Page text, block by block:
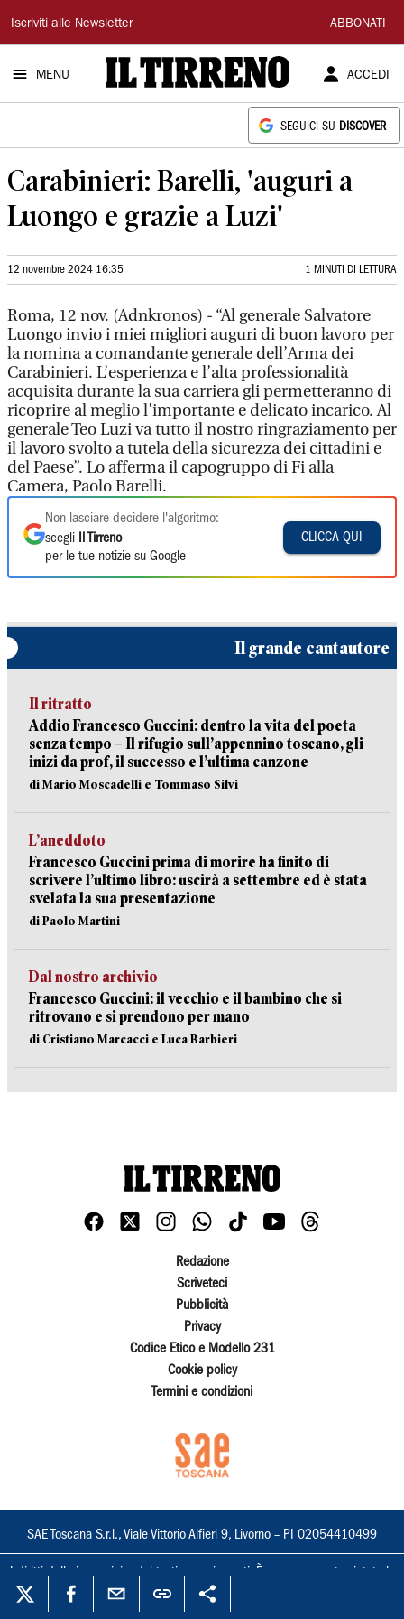
Il
Tirreno
Iscriviti alle Newsletter ABBONATI
MENU ACCEDI
SEGUICI SU DISCOVER
Carabinieri: Barelli, 'auguri a
Luongo e grazie a Luzi'
12 novembre 2024 16:35 1 MINUTI DI LETTURA
Roma, 12 nov. (Adnkronos) - “Al generale Salvatore
Luongo invio i miei migliori auguri di buon lavoro per
la nomina a comandante generale dell’Arma dei
Carabinieri. L’esperienza e l’alta professionalità
acquisita durante la sua carriera gli permetteranno di
ricoprire al meglio l’importante e delicato incarico. Al
generale Teo Luzi va tutto il nostro ringraziamento per
il lavoro svolto a tutela della sicurezza dei cittadini e
del Paese”. Lo afferma il capogruppo di Fi alla
Camera, Paolo Barelli.
Non lasciare decidere l'algoritmo:
scegli
Il Tirreno
per le tue notizie su Google
CLICCA QUI
Il grande cantautore
Il ritratto
Addio Francesco Guccini: dentro la vita del poeta
senza tempo – Il rifugio sull’appennino toscano, gli
inizi da prof, il successo e l’ultima canzone
di Mario Moscadelli e Tommaso Silvi
L’aneddoto
Francesco Guccini prima di morire ha finito di
scrivere l’ultimo libro: uscirà a settembre ed è stata
svelata la sua presentazione
di Paolo Martini
Dal nostro archivio
Francesco Guccini: il vecchio e il bambino che si
ritrovano e si prendono per mano
di Cristiano Marcacci e Luca Barbieri
Redazione
Scriveteci
Pubblicità
Privacy
Codice Etico e Modello 231
Cookie policy
Termini e condizioni
SAE Toscana S.r.l., Viale Vittorio Alfieri 9, Livorno – PI 02054410499
I diritti delle immagini e dei testi sono riservati. È espressamente vietata la
loro riproduzione con qualsiasi mezzo e l'adattamento totale o parziale.